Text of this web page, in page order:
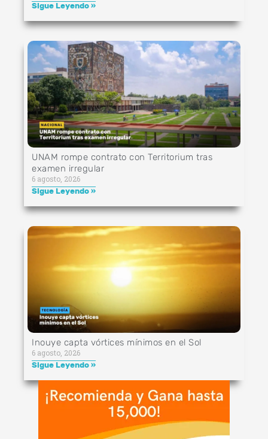
Sigue Leyendo »
UNAM rompe contrato con Territorium tras
examen irregular
6 agosto, 2026
Sigue Leyendo »
Inouye capta vórtices mínimos en el Sol
6 agosto, 2026
Sigue Leyendo »